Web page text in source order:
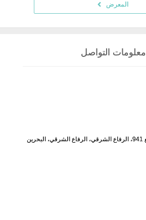
المعرض
معلومات التواصل